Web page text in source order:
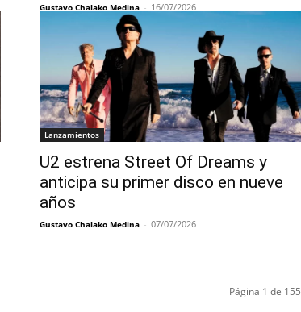
Gustavo Chalako Medina - 16/07/2026
Lanzamientos
U2 estrena Street Of Dreams y
anticipa su primer disco en nueve
años
Gustavo Chalako Medina - 07/07/2026
Página 1 de 155